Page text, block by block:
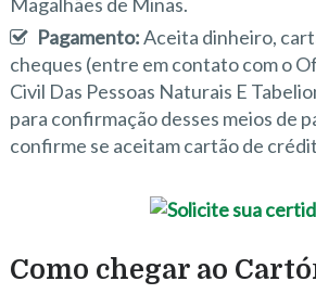
Pagamento:Aceita dinheiro,
cheques (entre em contato com o
Civil Das Pessoas Naturais E
para confirmação desses meios de
confirme se aceitam cartão de
Como chegar ao